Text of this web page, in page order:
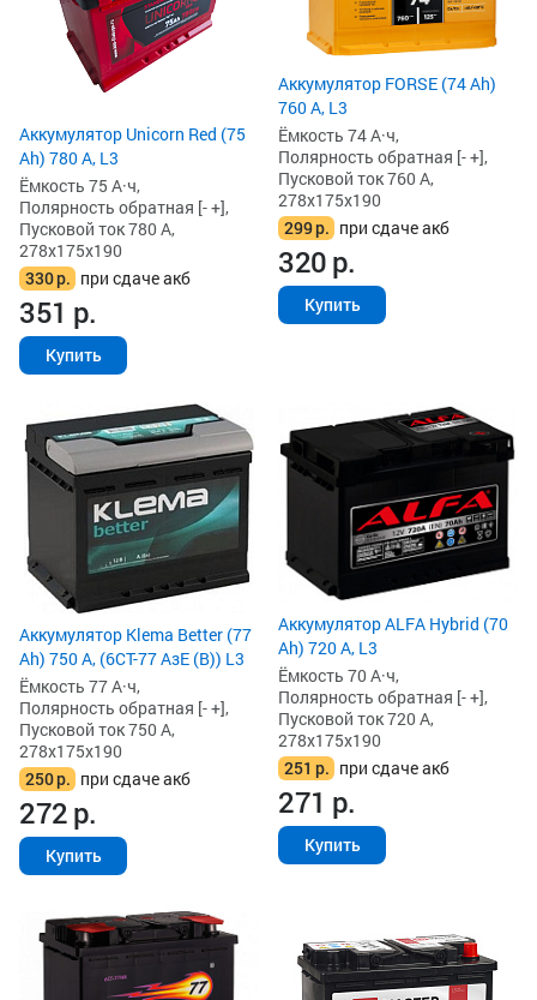
Аккумулятор Unicorn Red (75
Ah) 780 А, L3
Ёмкость 75 А·ч,
Полярность обратная [- +],
Пусковой ток 780 А,
278x175x190
330р. при сдаче акб
351 р.
Купить
Аккумулятор FORSE (74 Ah)
760 А, L3
Ёмкость 74 А·ч,
Полярность обратная [- +],
Пусковой ток 760 А,
278x175x190
299р. при сдаче акб
320р.
Купить
Аккумулятор Klema Better (77
Ah) 750 А, (6СТ-77 АзЕ (B)) L3
Ёмкость 77 А·ч,
Полярность обратная [- +],
Пусковой ток 750 А,
278x175x190
250р. при сдаче акб
272р.
Купить
Аккумулятор ALFA Hybrid (70
Ah) 720 А, L3
Ёмкость 70 А·ч,
Полярность обратная [- +],
Пусковой ток 720 А,
278x175x190
251 р. при сдаче акб
271 р.
Купить